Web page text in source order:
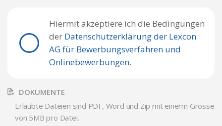
Hiermit akzeptiere ich die Bedingungen
der Datenschutzerklärung der Lexcon
AG für Bewerbungsverfahren und
Onlinebewerbungen.
DOKUMENTE
Erlaubte Dateien sind PDF, Word und Zip mit einerm Grösse
von 5MB pro Datei.